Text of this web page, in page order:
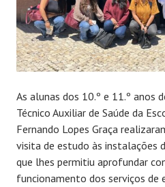
As alunas dos 10.º e 11.º anos
Técnico Auxiliar de Saúde da
Fernando Lopes Graça
visita de estudo às instalações
que lhes permitiu aprofundar
funcionamento dos serviços de